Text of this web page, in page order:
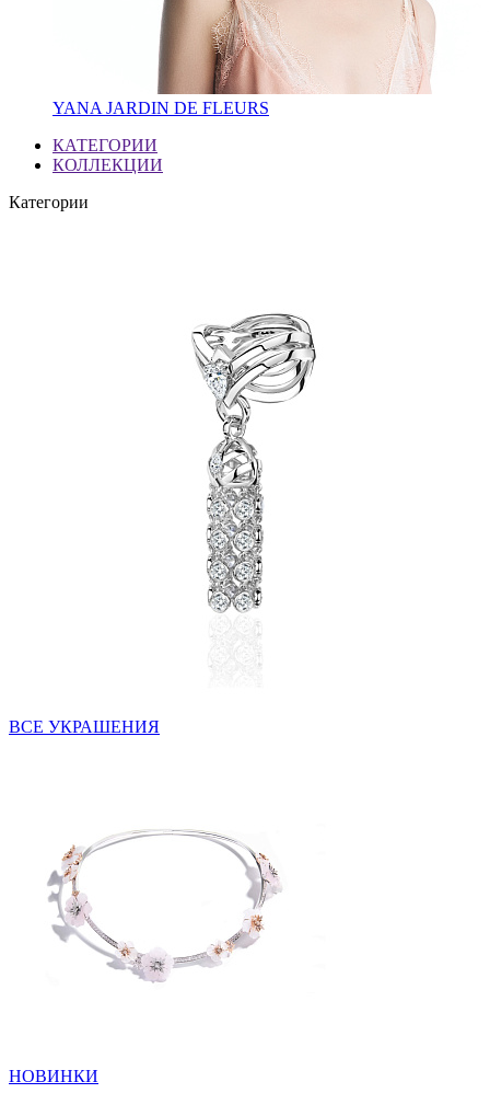
YANA JARDIN DE FLEURS
КАТЕГОРИИ
КОЛЛЕКЦИИ
Категории
ВСЕ УКРАШЕНИЯ
НОВИНКИ